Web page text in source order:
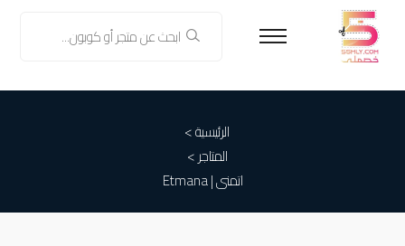
الرئيسية >
المتاجر >
اتمنى | Etmana